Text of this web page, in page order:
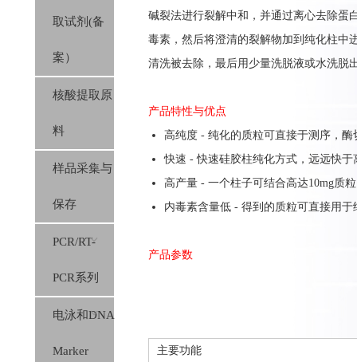
列）
取试剂(备
案）
核酸提取原
料
样品采集与
保存
PCR/RT-
PCR系列
电泳和DNA
Marker
碱裂法进行裂解中和，并通过离心去除蛋
毒素，然后将澄清的裂解物加到纯化柱中
清洗被去除，最后用少量洗脱液或水洗脱
产品特性与优点
高纯度 - 纯化的质粒可直接于测序，酶
快速 - 快速硅胶柱纯化方式，远远快于
高产量 - 一个柱子可结合高达10mg质粒
内毒素含量低 - 得到的质粒可直接用
产品参数
主要功能